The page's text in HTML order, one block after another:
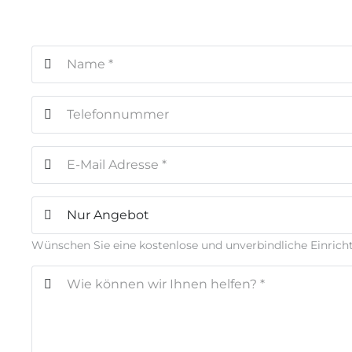
Wünschen Sie eine kostenlose und unverbindliche